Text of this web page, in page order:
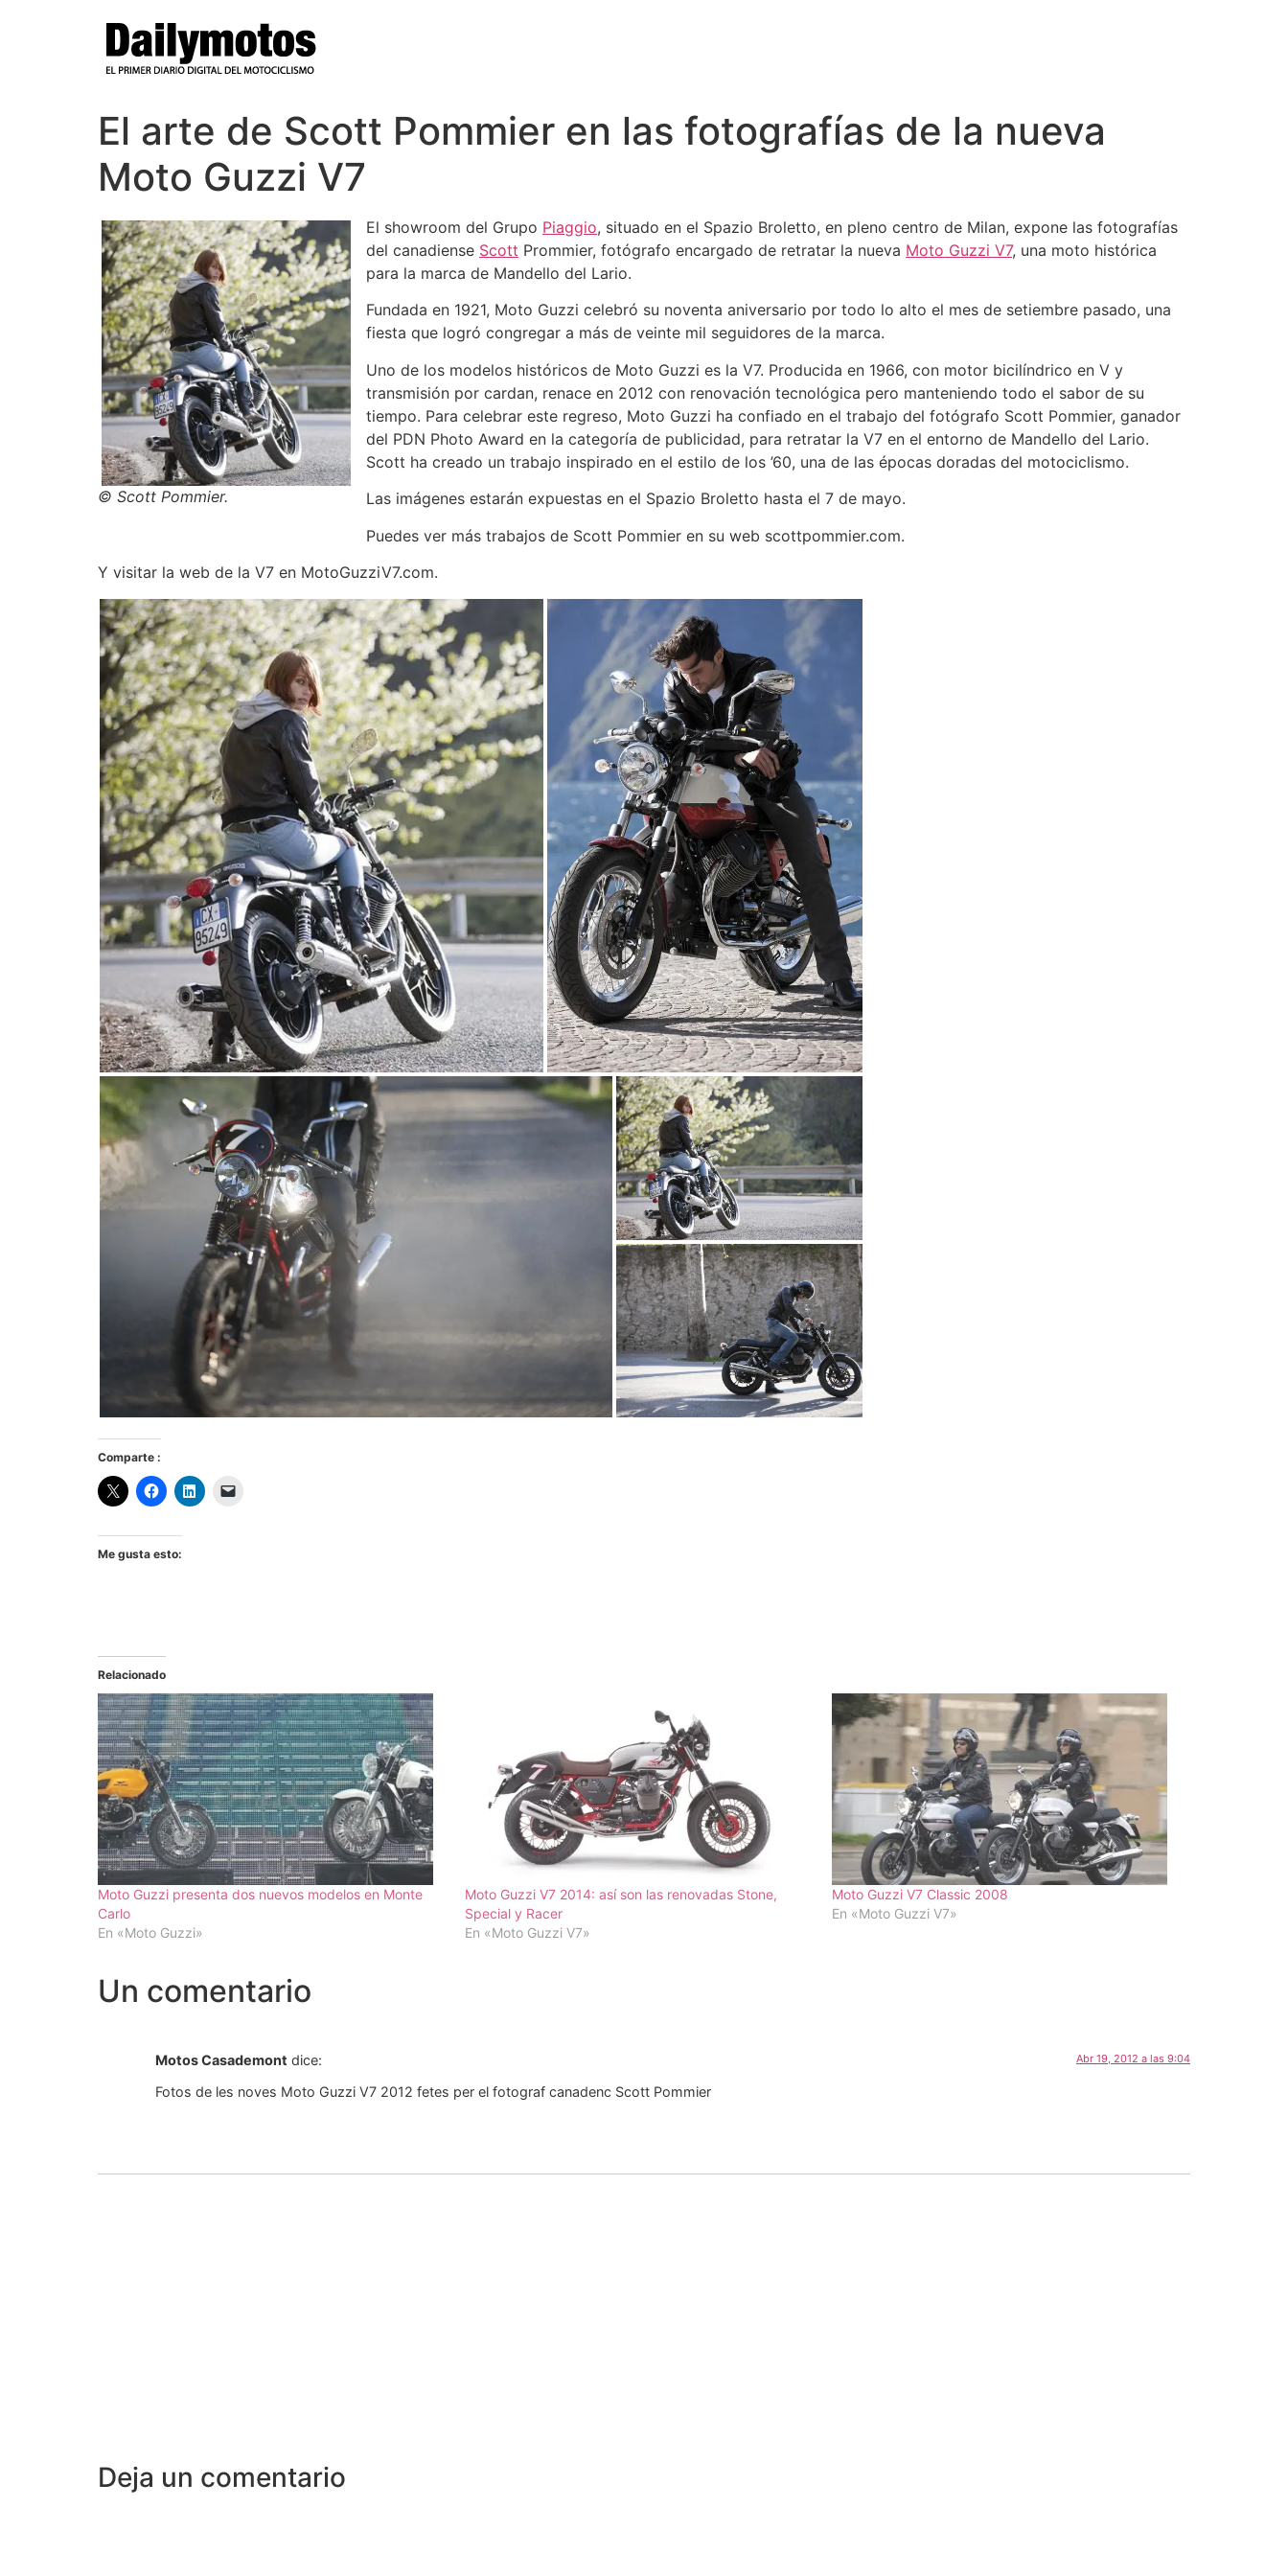
El arte de Scott Pommier en las fotografías de la nueva
Moto Guzzi V7
© Scott Pommier.
El showroom del Grupo Piaggio, situado en el Spazio Broletto, en pleno centro de Milan, expone las fotografías
del canadiense Scott Prommier, fotógrafo encargado de retratar la nueva Moto Guzzi V7, una moto histórica
para la marca de Mandello del Lario.
Fundada en 1921, Moto Guzzi celebró su noventa aniversario por todo lo alto el mes de setiembre pasado, una
fiesta que logró congregar a más de veinte mil seguidores de la marca.
Uno de los modelos históricos de Moto Guzzi es la V7. Producida en 1966, con motor bicilíndrico en V y
transmisión por cardan, renace en 2012 con renovación tecnológica pero manteniendo todo el sabor de su
tiempo. Para celebrar este regreso, Moto Guzzi ha confiado en el trabajo del fotógrafo Scott Pommier, ganador
del PDN Photo Award en la categoría de publicidad, para retratar la V7 en el entorno de Mandello del Lario.
Scott ha creado un trabajo inspirado en el estilo de los ’60, una de las épocas doradas del motociclismo.
Las imágenes estarán expuestas en el Spazio Broletto hasta el 7 de mayo.
Puedes ver más trabajos de Scott Pommier en su web scottpommier.com.
Y visitar la web de la V7 en MotoGuzziV7.com.
Comparte :
Me gusta esto:
Relacionado
Moto Guzzi presenta dos nuevos modelos en Monte
Carlo
En «Moto Guzzi»
Moto Guzzi V7 2014: así son las renovadas Stone,
Special y Racer
En «Moto Guzzi V7»
Moto Guzzi V7 Classic 2008
En «Moto Guzzi V7»
Un comentario
Motos Casademont dice: Abr 19, 2012 a las 9:04
Fotos de les noves Moto Guzzi V7 2012 fetes per el fotograf canadenc Scott Pommier
Deja un comentario